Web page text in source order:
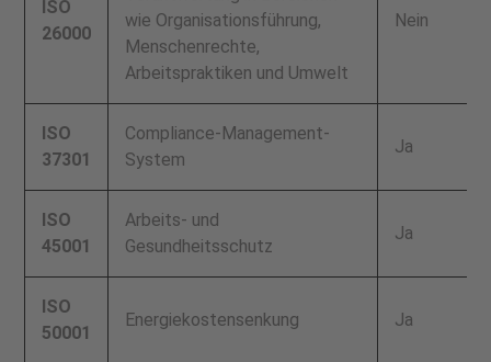
ISO
26000
wie Organisationsführung,
Menschenrechte,
Arbeitspraktiken und Umwelt
Nein
ISO
37301
Compliance-Management-
System
Ja
ISO
45001
Arbeits- und
Gesundheitsschutz
Ja
ISO
50001
Energiekostensenkung Ja